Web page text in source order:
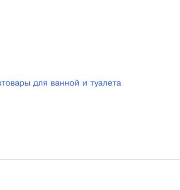
для ванной и туалета